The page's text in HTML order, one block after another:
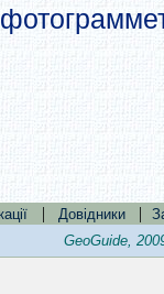
| Довідники |
GeoGuide,